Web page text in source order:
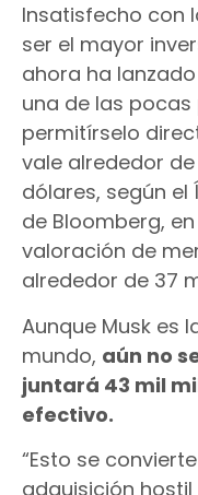
Insatisfecho con
ser el mayor
ahora ha
una de las
permitírselo
vale alrededor
dólares, según
de Bloomberg,
valoración de
alrededor de 37
Aunque Musk es
mundo, aún no
juntará 43 mil
efectivo.
“Esto se
adquisición